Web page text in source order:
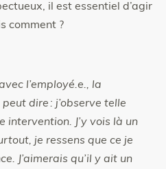
il est essentiel d’agir
comment ?
l’employé.e., la
dire : j’observe telle
intervention. J’y vois là un
je ressens que ce je
J’aimerais qu’il y ait un